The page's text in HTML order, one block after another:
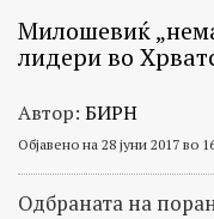
Милошевиќ
лидери во
Автор: БИРН
Објавено на 28 јуни 2017 во
Одбраната на